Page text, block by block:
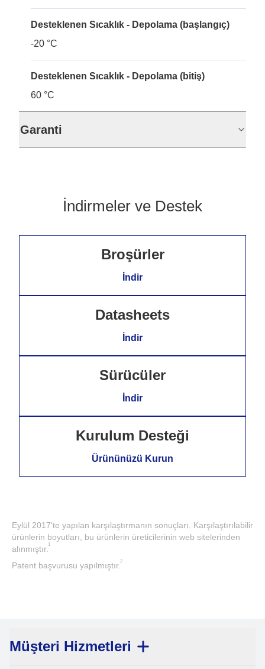
Desteklenen Sıcaklık - Depolama (başlangıç)
-20 °C
Desteklenen Sıcaklık - Depolama (bitiş)
60 °C
Garanti
İndirmeler ve Destek
Broşürler
İndir
Datasheets
İndir
Sürücüler
İndir
Kurulum Desteği
Ürününüzü Kurun
Eylül 2017'te yapılan karşılaştırmanın sonuçları. Karşılaştırılabilir
ürünlerin boyutları, bu ürünlerin üreticilerinin web sitelerinden
alınmıştır. 1
Patent başvurusu yapılmıştır.2
Müşteri Hizmetleri